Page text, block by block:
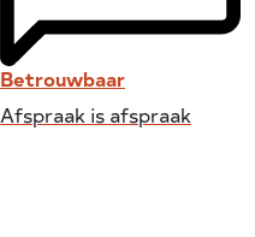
Betrouwbaar
Afspraak is afspraak